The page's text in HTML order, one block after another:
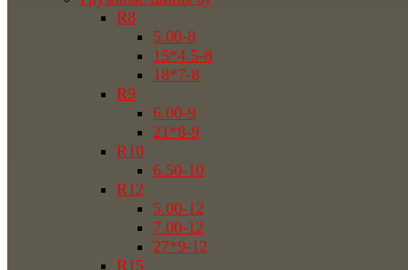
R8
5.00-8
15*4.5-8
18*7-8
R9
6.00-9
21*8-9
R10
6.50-10
R12
5.00-12
7.00-12
27*9-12
R15